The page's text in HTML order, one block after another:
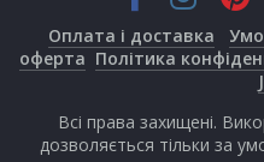
Оплата і доставка
оферта Політика
Всі права захищені.
дозволяється тільки за